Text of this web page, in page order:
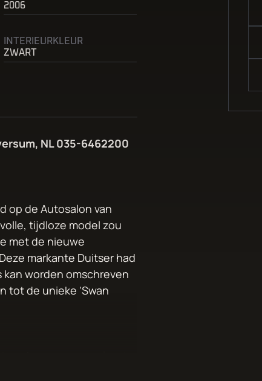
2006
INTERIEURKLEUR
ZWART
NL 035-6462200
op de Autosalon van
tijdloze model zou
met de nieuwe
markante Duitser had
worden omschreven
tot de unieke 'Swan
met zes